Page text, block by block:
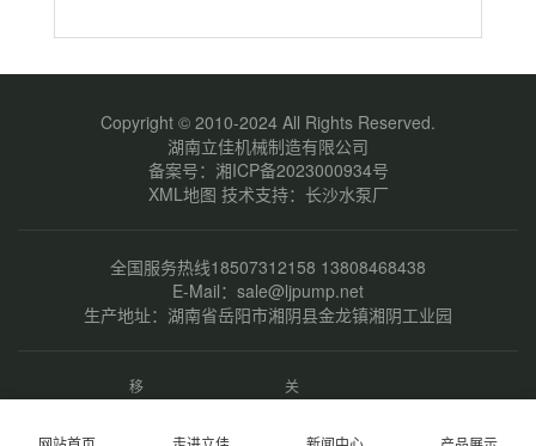
Copyright © 2010-2024 All Rights Reserved.
湖南立佳机械制造有限公司
备案号： 湘ICP备2023000934号
XML地图 技术支持： 长沙水泵厂
全国服务热线18507312158 13808468438
E-Mail：sale@ljpump.net
生产地址：湖南省岳阳市湘阴县金龙镇湘阴工业园
移
关